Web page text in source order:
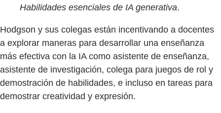
Habilidades esenciales de IA generativa.
Hodgson y sus colegas están incentivando a docentes
a explorar maneras para desarrollar una enseñanza
más efectiva con la IA como asistente de enseñanza,
asistente de investigación, colega para juegos de rol y
demostración de habilidades, e incluso en tareas para
demostrar creatividad y expresión.